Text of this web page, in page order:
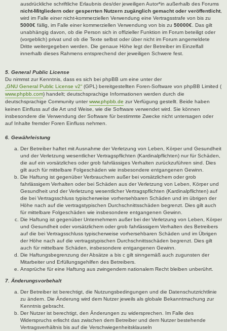
ausdrückliche schriftliche Erlaubnis des/der jeweiligen Autor*in außerhalb des Forums
nicht-Mitgliedern oder gesperrten Nutzern zugänglich gemacht oder veröffentlicht,
wird im Falle einer nicht-kommerziellen Verwendung eine Vertragsstrafe von bis zu
5000€ fällig, im Falle einer kommerziellen Verwendung von bis zu 50000€ . Das gilt
unabhängig davon, ob die Person sich in offizieller Funktion im Forum beteiligt oder
(vorgeblich) privat und ob die Texte selbst oder über nicht im Forum angemeldete
Dritte weitergegeben werden. Die genaue Höhe legt der Betreiber im Einzelfall
innerhalb dieses Rahmens entsprechend der jeweiligen Schwere fest.
5. General Public License
Du nimmst zur Kenntnis, dass es sich bei phpBB um eine unter der
„GNU General Public License v2“ (GPL) bereitgestellten Foren-Software von phpBB Limited (
www.phpbb.com) handelt; deutschsprachige Informationen werden durch die
deutschsprachige Community unterwww.phpbb.de zur Verfügung gestellt. Beide haben
keinen Einfluss auf die Art und Weise, wie die Software verwendet wird. Sie können
insbesondere die Verwendung der Software für bestimmte Zwecke nicht untersagen oder
auf Inhalte fremder Foren Einfluss nehmen.
6. Gewährleistung
Der Betreiber haftet mit Ausnahme der Verletzung von Leben, Körper und Gesundheit
und der Verletzung wesentlicher Vertragspflichten (Kardinalpflichten) nur für Schäden,
die auf ein vorsätzliches oder grob fahrlässiges Verhalten zurückzuführen sind. Dies
gilt auch für mittelbare Folgeschäden wie insbesondere entgangenen Gewinn.
Die Haftung ist gegenüber Verbrauchern außer bei vorsätzlichem oder grob
fahrlässigem Verhalten oder bei Schäden aus der Verletzung von Leben, Körper und
Gesundheit und der Verletzung wesentlicher Vertragspflichten (Kardinalpflichten) auf
die bei Vertragsschluss typischerweise vorhersehbaren Schäden und im übrigen der
Höhe nach auf die vertragstypischen Durchschnittsschäden begrenzt. Dies gilt auch
für mittelbare Folgeschäden wie insbesondere entgangenen Gewinn.
Die Haftung ist gegenüber Unternehmern außer bei der Verletzung von Leben, Körper
und Gesundheit oder vorsätzlichem oder grob fahrlässigem Verhalten des Betreibers
auf die bei Vertragsschluss typischerweise vorhersehbaren Schäden und im Übrigen
der Höhe nach auf die vertragstypischen Durchschnittsschäden begrenzt. Dies gilt
auch für mittelbare Schäden, insbesondere entgangenen Gewinn.
Die Haftungsbegrenzung der Absätze a bis c gilt sinngemäß auch zugunsten der
Mitarbeiter und Erfüllungsgehilfen des Betreibers.
Ansprüche für eine Haftung aus zwingendem nationalem Recht bleiben unberührt.
7. Änderungsvorbehalt
Der Betreiber ist berechtigt, die Nutzungsbedingungen und die Datenschutzrichtlinie
zu ändern. Die Änderung wird dem Nutzer jeweils als globale Bekanntmachung zur
Kenntnis gebracht.
Der Nutzer ist berechtigt, den Änderungen zu widersprechen. Im Falle des
Widerspruchs erlischt das zwischen dem Betreiber und dem Nutzer bestehende
Vertragsverhältnis bis auf die Verschwiegenheitsklauseln